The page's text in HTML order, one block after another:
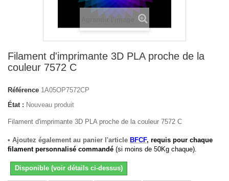
Agrandir l'image
Filament d'imprimante 3D PLA proche de la
couleur 7572 C
Référence 1A05OP7572CP
État : Nouveau produit
Filament d'imprimante 3D PLA proche de la couleur 7572 C
• Ajoutez également au panier l'article BFCF, requis pour chaque
filament personnalisé commandé (si moins de 50Kg chaque).
Disponible (voir détails ci-dessus)